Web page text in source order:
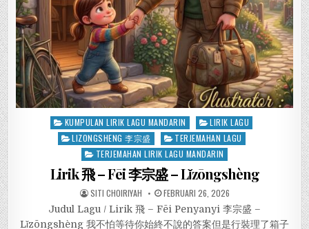
Posted
KUMPULAN LIRIK LAGU MANDARIN
LIRIK LAGU
LIZONGSHENG 李宗盛
TERJEMAHAN LAGU
TERJEMAHAN LIRIK LAGU MANDARIN
Lirik 飛 – Fēi 李宗盛 – Lǐzōngshèng
SITI CHOIRIYAH FEBRUARI 26, 2026
Judul Lagu / Lirik 飛 – Fēi Penyanyi 李宗盛 –
Lǐzōngshèng 我不怕等待你始終不說的答案但是行裝理了箱子